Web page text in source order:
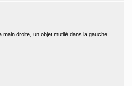
droite, un objet mutilé dans la gauche